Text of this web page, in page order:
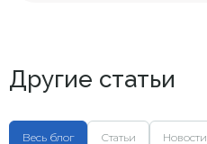
Другие статьи
Весь блог Статьи Новости